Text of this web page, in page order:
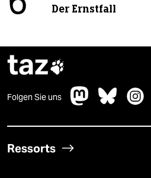
Der Ernstfall
taz
Folgen Sie uns
Ressorts